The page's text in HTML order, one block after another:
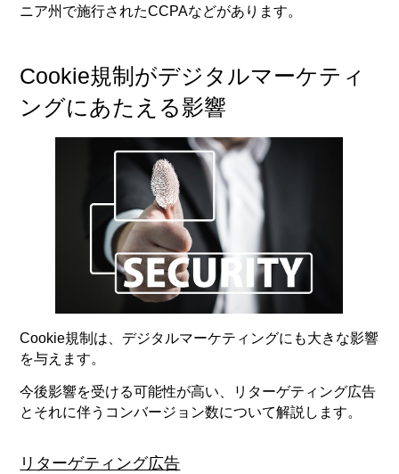
ニア州で施行されたCCPAなどがあります。
Cookie規制がデジタルマーケティ
ングにあたえる影響
Cookie規制は、デジタルマーケティングにも大きな影響
を与えます。
今後影響を受ける可能性が高い、リターゲティング広告
とそれに伴うコンバージョン数について解説します。
リターゲティング広告